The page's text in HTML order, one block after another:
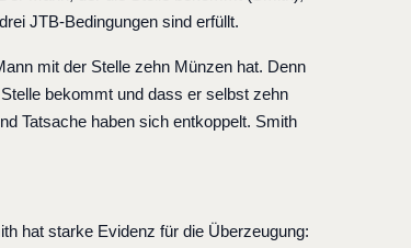
JTB-Bedingungen sind erfüllt.
mit der Stelle zehn Münzen hat. Denn
bekommt und dass er selbst zehn
Tatsache haben sich entkoppelt. Smith
hat starke Evidenz für die Überzeugung: